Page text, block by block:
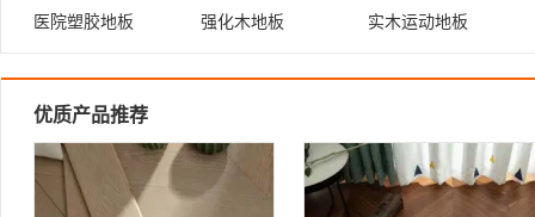
医院塑胶地板 强化木地板 实木运动地板
优质产品推荐